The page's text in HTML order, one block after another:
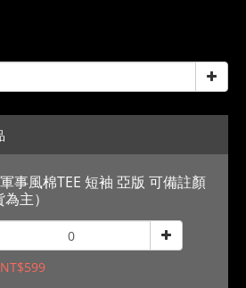
軍事風棉TEE 短袖 亞版 可備註顏
主）